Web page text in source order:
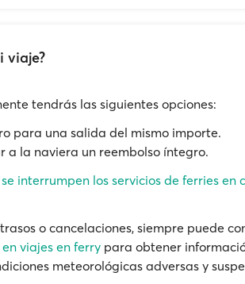
viaje?
tendrás las siguientes opciones:
para una salida del mismo importe.
a la naviera un reembolso íntegro.
interrumpen los servicios de ferries en
o cancelaciones, siempre puede
viajes en ferry para obtener
meteorológicas adversas y